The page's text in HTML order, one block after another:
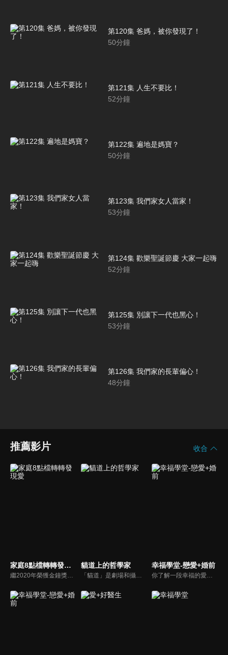
第120集 爸媽，被你發現了！
50分鐘
第121集 人生不要比！
52分鐘
第122集 遍地是媽寶？
50分鐘
第123集 我們家女人當家！
53分鐘
第124集 歡樂聖誕節慶 大家一起嗨
52分鐘
第125集 別讓下一代也黑心！
53分鐘
第126集 我們家的長輩偏心！
48分鐘
推薦影片 收合
家庭8點檔轉轉發現愛 貓道上的哲學家
「貓道」是劇場和攝影棚的象徵，而孩子是天生的哲學家，他們進入攝影棚中的小劇場思考、對話，並且從貓道上看下來，總是會有不同視角，故片名為《貓道上的哲學家》，在GOOD TV播出。
幸福學堂-戀愛+婚前
你了解一段幸福的愛情是如何發展出來的嗎？你對你心中那一個對象，到底是愛還是喜歡？難道喜歡跟愛差距很大嗎？讓我們的大師來消除你心中的疑惑。